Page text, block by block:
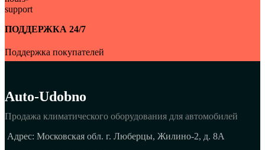
ПОДДЕРЖКА 24/7
Поддержка покупателей
Auto-Udobno
Продажа климатического оборудования для автомобилей
Адрес: Московская обл. г. Люберцы, Жилино-2, д. 8A